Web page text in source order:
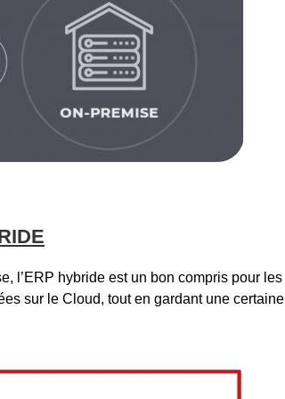
l’ERP hybride est un bon compris pour les
sur le Cloud, tout en gardant une certaine